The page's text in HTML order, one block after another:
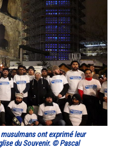
ont exprimé leur
du Souvenir. © Pascal